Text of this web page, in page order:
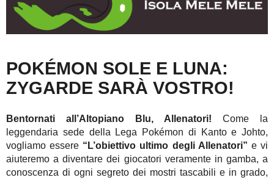
POKÉMON SOLE E LUNA:
ZYGARDE SARÀ VOSTRO!
Bentornati all’Altopiano Blu, Allenatori! Come la
leggendaria sede della Lega Pokémon di Kanto e Johto,
vogliamo essere “L’obiettivo ultimo degli Allenatori” e vi
aiuteremo a diventare dei giocatori veramente in gamba, a
conoscenza di ogni segreto dei mostri tascabili e in grado,